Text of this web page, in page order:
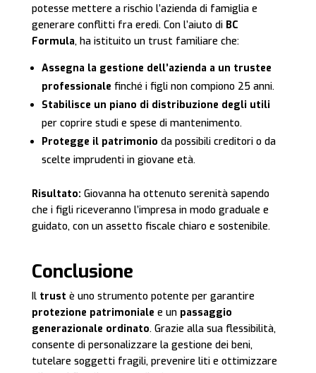
potesse mettere a rischio l’azienda di famiglia e
generare conflitti fra eredi. Con l’aiuto di BC
Formula, ha istituito un trust familiare che:
Assegna la gestione dell’azienda a un trustee
professionale finché i figli non compiono 25 anni.
Stabilisce un piano di distribuzione degli utili
per coprire studi e spese di mantenimento.
Protegge il patrimonio da possibili creditori o da
scelte imprudenti in giovane età.
Risultato: Giovanna ha ottenuto serenità sapendo
che i figli riceveranno l’impresa in modo graduale e
guidato, con un assetto fiscale chiaro e sostenibile.
Conclusione
Il trust è uno strumento potente per garantire
protezione patrimoniale e un passaggio
generazionale ordinato. Grazie alla sua flessibilità,
consente di personalizzare la gestione dei beni,
tutelare soggetti fragili, prevenire liti e ottimizzare